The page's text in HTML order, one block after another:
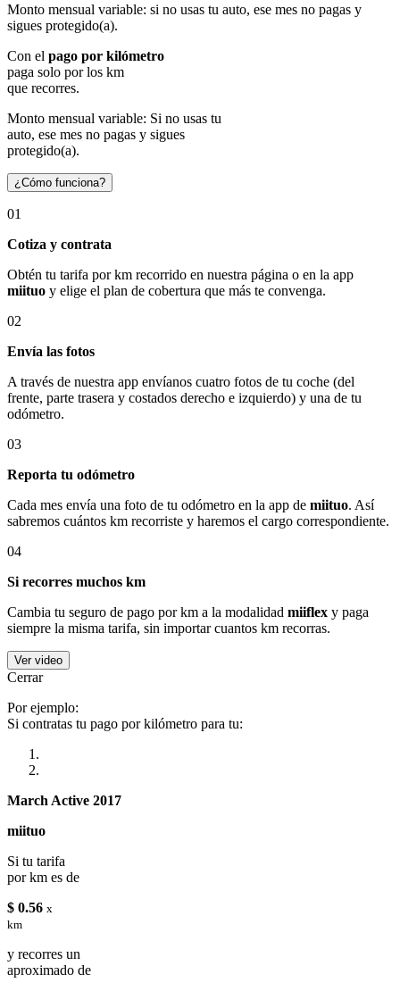
Monto mensual variable: si no usas tu auto, ese mes no pagas y
sigues protegido(a).
Con el pago por kilómetro
paga solo por los km
que recorres.
Monto mensual variable: Si no usas tu
auto, ese mes no pagas y sigues
protegido(a).
¿Cómo funciona?
01
Cotiza y contrata
Obtén tu tarifa por km recorrido en nuestra página o en la app
miituo y elige el plan de cobertura que más te convenga.
02
Envía las fotos
A través de nuestra app envíanos cuatro fotos de tu coche (del
frente, parte trasera y costados derecho e izquierdo) y una de tu
odómetro.
03
Reporta tu odómetro
Cada mes envía una foto de tu odómetro en la app de miituo. Así
sabremos cuántos km recorriste y haremos el cargo correspondiente.
04
Si recorres muchos km
Cambia tu seguro de pago por km a la modalidad miiflex y paga
siempre la misma tarifa, sin importar cuantos km recorras.
Ver video
Cerrar
Por ejemplo:
Si contratas tu pago por kilómetro para tu:
March Active 2017
miituo
Si tu tarifa
por km es de
$ 0.56 x
km
y recorres un
aproximado de